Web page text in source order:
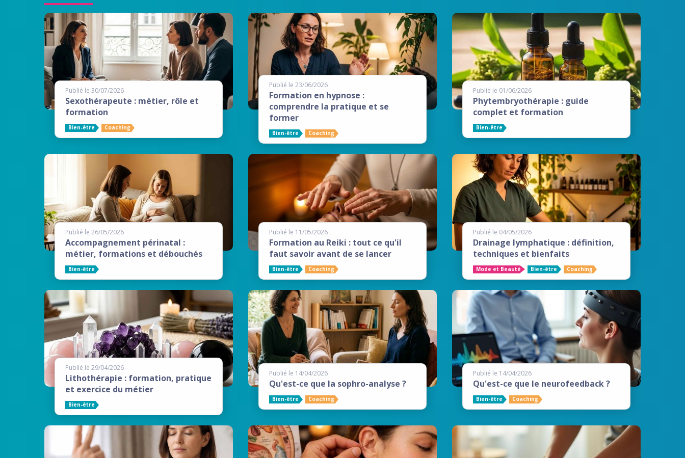
Publié le 30/07/2026
Sexothérapeute : métier, rôle et
formation
Bien-être Coaching
Publié le 23/06/2026
Formation en hypnose :
comprendre la pratique et se
former
Bien-être Coaching
Publié le 01/06/2026
Phytembryothérapie : guide
complet et formation
Bien-être
Publié le 26/05/2026
Accompagnement périnatal :
métier, formations et débouchés
Bien-être
Publié le 11/05/2026
Formation au Reiki : tout ce qu'il
faut savoir avant de se lancer
Bien-être Coaching
Publié le 04/05/2026
Drainage lymphatique : définition,
techniques et bienfaits
Mode et Beauté Bien-être Coaching
Publié le 29/04/2026
Lithothérapie : formation, pratique
et exercice du métier
Bien-être
Publié le 14/04/2026
Qu'est-ce que la sophro-analyse ?
Bien-être Coaching
Publié le 14/04/2026
Qu'est-ce que le neurofeedback ?
Bien-être Coaching